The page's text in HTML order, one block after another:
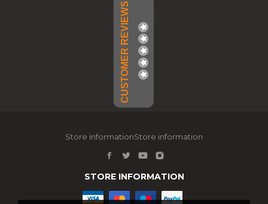
CUSTOMER REVIEWS
Store informationStore information
STORE INFORMATION